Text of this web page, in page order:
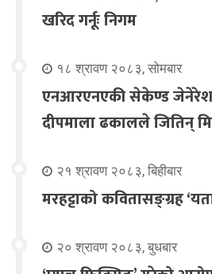
खरिद गर्नूः निगम
१८ श्रावण २०८३, सोमबार
एनआरएनएकी सेकेण्ड
दीपमाला ढकालले जितिन्
२१ श्रावण २०८३, बिहीबार
मरहट्टाको कवितासङ्ग्रह
२० श्रावण २०८३, बुधबार